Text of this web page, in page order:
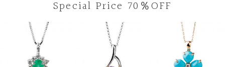
Special Price 70％OFF